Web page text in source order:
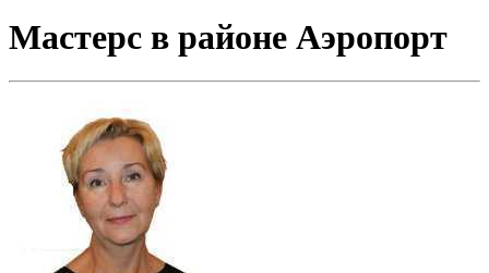
Мастерс в районе Аэропорт